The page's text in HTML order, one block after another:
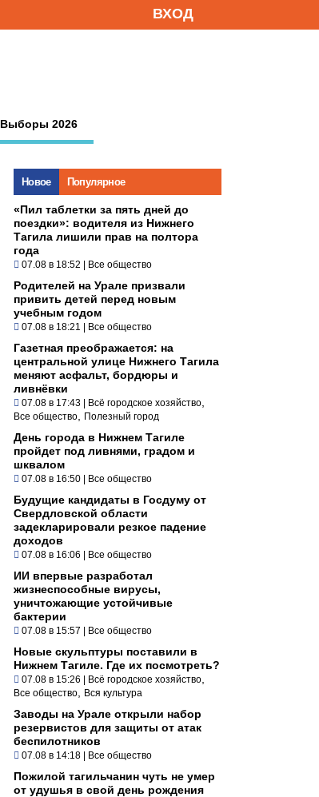
ВХОД
Выборы 2026
Новое Популярное
«Пил таблетки за пять дней до
поездки»: водителя из Нижнего
Тагила лишили прав на полтора
года
07.08 в 18:52 | Все общество
Родителей на Урале призвали
привить детей перед новым
учебным годом
07.08 в 18:21 | Все общество
Газетная преображается: на
центральной улице Нижнего Тагила
меняют асфальт, бордюры и
ливнёвки
07.08 в 17:43 | Всё городское хозяйство
Все общество Полезный город
День города в Нижнем Тагиле
пройдет под ливнями, градом и
шквалом
07.08 в 16:50 | Все общество
Будущие кандидаты в Госдуму от
Свердловской области
задекларировали резкое падение
доходов
07.08 в 16:06 | Все общество
ИИ впервые разработал
жизнеспособные вирусы,
уничтожающие устойчивые
бактерии
07.08 в 15:57 | Все общество
Новые скульптуры поставили в
Нижнем Тагиле. Где их посмотреть?
07.08 в 15:26 | Всё городское хозяйство
Все общество Вся культура
Заводы на Урале открыли набор
резервистов для защиты от атак
беспилотников
07.08 в 14:18 | Все общество
Пожилой тагильчанин чуть не умер
от удушья в свой день рождения